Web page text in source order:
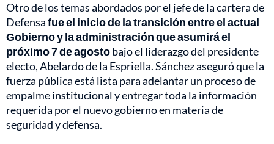
Otro de los temas abordados por el jefe de la cartera de
Defensafue el inicio de la transición entre el actual
Gobierno y la administración que asumirá el
próximo 7 de agostobajo el liderazgo del presidente
electo, Abelardo de la Espriella. Sánchez aseguró que la
fuerza pública está lista para adelantar un proceso de
empalme institucional y entregar toda la información
requerida por el nuevo gobierno en materia de
seguridad y defensa.